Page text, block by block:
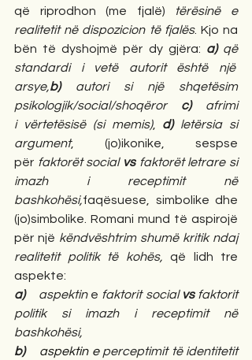
që riprodhon (me fjalë) tërësinë e
realitetit në dispozicion të fjalës. Kjo na
bën të dyshojmë për dy gjëra: a) që
standardi i vetë autorit është një
arsye,b)
autori si një shqetësim
psikologjik/social/shoqëror c) afrimi
i
vërtetësisë (si memis), d)
letërsia si
argument, (jo)ikonike, sespse
për faktorët social vs faktorët letrare si
imazh i receptimit në
bashkohësi,faqësuese, simbolike dhe
(jo)simbolike. Romani mund të aspirojë
për një këndvështrim shumë kritik ndaj
realitetit politik të kohës, që lidh tre
aspekte:
a) aspektin e faktorit social vs faktorit
politik si imazh i receptimit në
bashkohësi,
b) aspektin e perceptimit të identitetit